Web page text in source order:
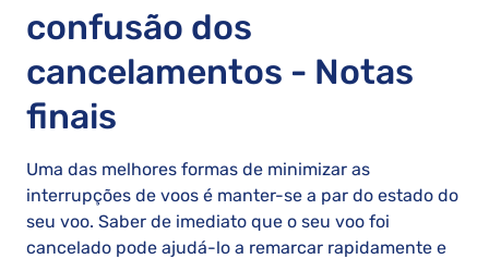
confusão dos
cancelamentos - Notas
finais
Uma das melhores formas de minimizar as
interrupções de voos é manter-se a par do estado do
seu voo. Saber de imediato que o seu voo foi
cancelado pode ajudá-lo a remarcar rapidamente e